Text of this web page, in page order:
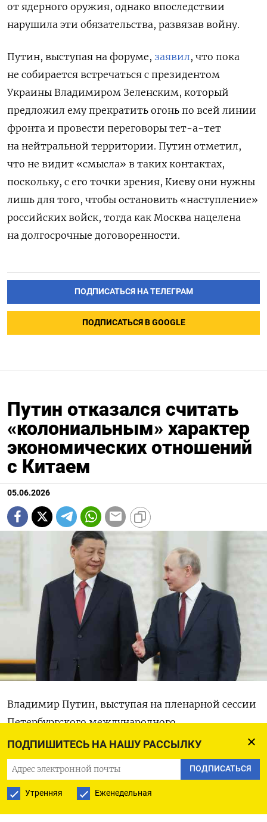
ПОДПИШИТЕСЬ НА НАШУ РАССЫЛКУ
ПОДПИСАТЬСЯ
Утренняя Еженедельная
от ядерного оружия, однако впоследствии
нарушила эти обязательства, развязав войну.
Путин, выступая на форуме, заявил, что пока
не собирается встречаться с президентом
Украины Владимиром Зеленским, который
предложил ему прекратить огонь по всей линии
фронта и провести переговоры тет-а-тет
на нейтральной территории. Путин отметил,
что не видит «смысла» в таких контактах,
поскольку, с его точки зрения, Киеву они нужны
лишь для того, чтобы остановить «наступление»
российских войск, тогда как Москва нацелена
на долгосрочные договоренности.
ПОДПИСАТЬСЯ НА ТЕЛЕГРАМ
ПОДПИСАТЬСЯ В GOOGLE
Путин отказался считать
«колониальным» характер
экономических отношений
с Китаем
05.06.2026
Владимир Путин, выступая на пленарной сессии
Петербургского международного
экономического форума, отверг предположения
о «колониальном» характере экономических
отношений России и Китая. «Мне даже смешно
говорить на эту тему, — рассмеялся он в ответ